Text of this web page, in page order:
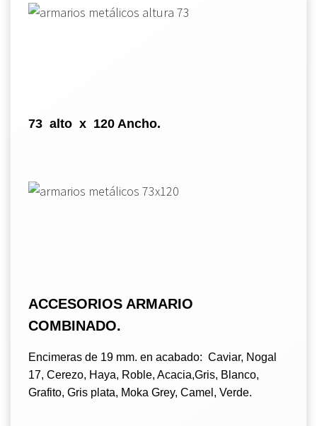
73 alto x 120 Ancho.
ACCESORIOS ARMARIO
COMBINADO.
Encimeras de 19 mm. en acabado: Caviar, Nogal
17, Cerezo, Haya, Roble, Acacia,Gris, Blanco,
Grafito, Gris plata, Moka Grey, Camel, Verde.